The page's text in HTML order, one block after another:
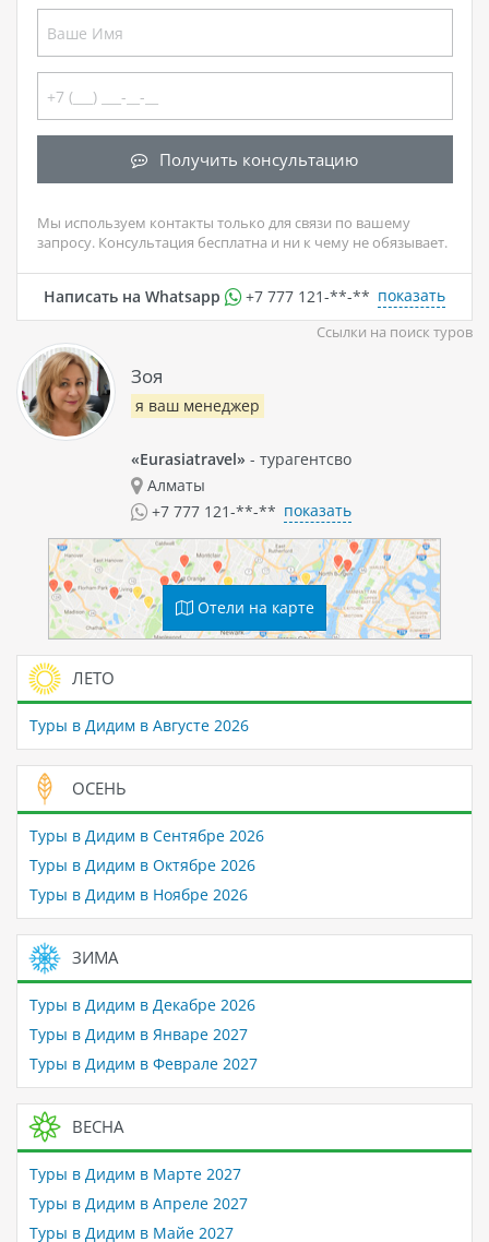
Получить консультацию
Мы используем контакты только для связи по вашему
запросу. Консультация бесплатна и ни к чему не обязывает.
Написать на Whatsapp +7 777 121-**-** показать
Ссылки на поиск туров
Зоя
я ваш менеджер
«Eurasiatravel» - турагентсво
Алматы
+7 777 121-**-** показать
Отели на карте
ЛЕТО
Туры в Дидим в Августе 2026
ОСЕНЬ
Туры в Дидим в Сентябре 2026
Туры в Дидим в Октябре 2026
Туры в Дидим в Ноябре 2026
ЗИМА
Туры в Дидим в Декабре 2026
Туры в Дидим в Январе 2027
Туры в Дидим в Феврале 2027
ВЕСНА
Туры в Дидим в Марте 2027
Туры в Дидим в Апреле 2027
Туры в Дидим в Майе 2027